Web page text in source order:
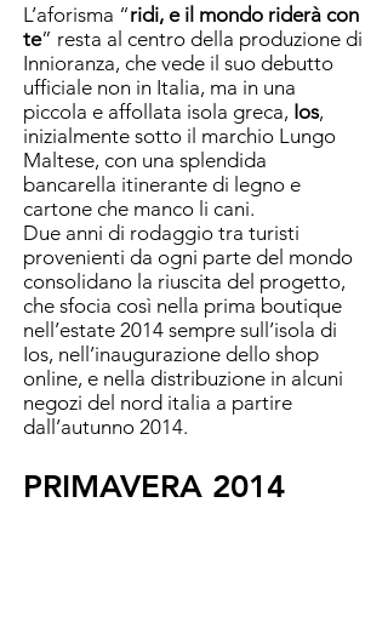
L’aforisma “ridi, e il mondo riderà con
te” resta al centro della produzione di
Innioranza, che vede il suo debutto
ufficiale non in Italia, ma in una
piccola e affollata isola greca, Ios,
inizialmente sotto il marchio Lungo
Maltese, con una splendida
bancarella itinerante di legno e
cartone che manco li cani.
Due anni di rodaggio tra turisti
provenienti da ogni parte del mondo
consolidano la riuscita del progetto,
che sfocia così nella prima boutique
nell’estate 2014 sempre sull’isola di
Ios, nell’inaugurazione dello shop
online, e nella distribuzione in alcuni
negozi del nord italia a partire
dall’autunno 2014.
PRIMAVERA 2014